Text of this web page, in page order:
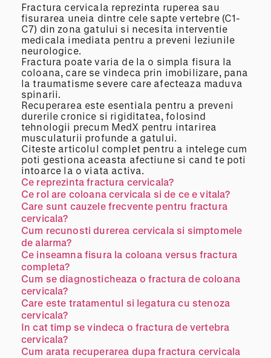
Fractura cervicala reprezinta ruperea sau
fisurarea uneia dintre cele sapte vertebre (C1-
C7) din zona gatului si necesita interventie
medicala imediata pentru a preveni leziunile
neurologice.
Fractura poate varia de la o simpla fisura la
coloana, care se vindeca prin imobilizare, pana
la traumatisme severe care afecteaza maduva
spinarii.
Recuperarea este esentiala pentru a preveni
durerile cronice si rigiditatea, folosind
tehnologii precum MedX pentru intarirea
musculaturii profunde a gatului.
Citeste articolul complet pentru a intelege cum
poti gestiona aceasta afectiune si cand te poti
intoarce la o viata activa.
Ce reprezinta fractura cervicala?
Ce rol are coloana cervicala si de ce e vitala?
Care sunt cauzele frecvente pentru fractura
cervicala?
Cum recunosti durerea cervicala si simptomele
de alarma?
Ce inseamna fisura la coloana versus fractura
completa?
Cum se diagnosticheaza o fractura de coloana
cervicala?
Care este tratamentul si legatura cu stenoza
cervicala?
In cat timp se vindeca o fractura de vertebra
cervicala?
Cum arata recuperarea dupa fractura cervicala